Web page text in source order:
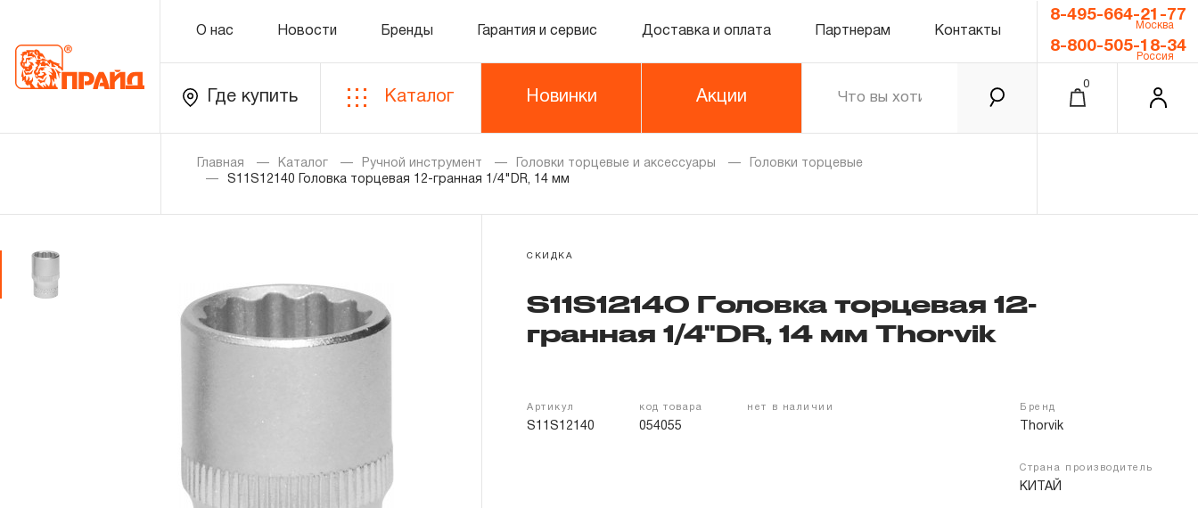
О нас Новости Бренды Гарантия и сервис Доставка и оплата Партнерам Контакты
8-495-664-21-77
Москва
8-800-505-18-34
Россия
Где купить Каталог Новинки Акции
0
Каталог
Золотая лихорадка
Распродажа
Уцененный товар
Бренды
Итого
Регистрация
Главная Каталог Ручной инструмент Головки торцевые и аксессуары
Головки торцевые
S11S12140 Головка торцевая 12-гранная 1/4"DR, 14 мм
СКИДКА
S11S12140 Головка торцевая 12-
гранная 1/4"DR, 14 мм Thorvik
Артикул
S11S12140
код товара
054055
нет в наличии Бренд
Thorvik
Страна производитель
КИТАЙ